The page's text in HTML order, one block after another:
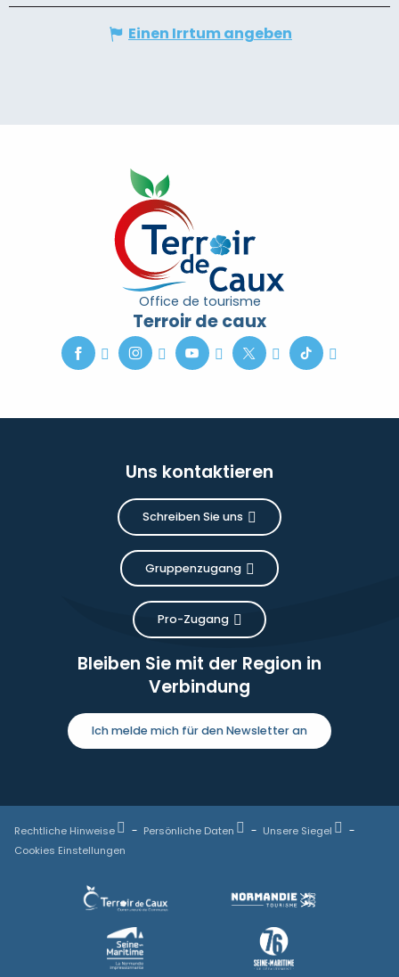
Einen Irrtum angeben
Office de tourisme
Terroir de caux
Uns kontaktieren
Schreiben Sie uns
Gruppenzugang
Pro-Zugang
Bleiben Sie mit der Region in
Verbindung
Ich melde mich für den Newsletter an
Rechtliche Hinweise Persönliche Daten
Unsere Siegel
Cookies Einstellungen